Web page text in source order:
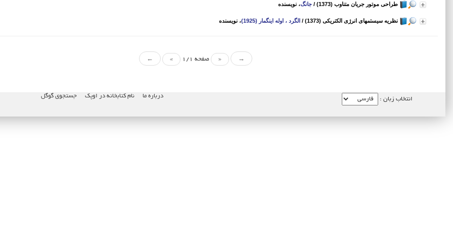
طراحی موتور جریان متناوب (1373) / جانگ، نویسنده
نظریه سیستمهای انرژی الکتریکی (1373) / الگرد ، اوله اینگمار (1925) ، نویسنده
→
« صفحه 1/1 »
←
درباره ما نام کتابخانه در اوپک جستجوی گوگل انتخاب زبان :